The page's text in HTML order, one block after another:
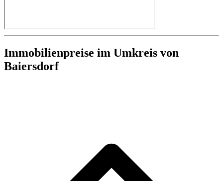
Immobilienpreise im Umkreis von
Baiersdorf